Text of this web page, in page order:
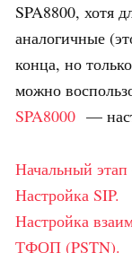
SPA8800, хотя
аналогичные
конца, но
можно
SPA8000 —
Начальный
Настройка SIP.
Настройка
ТФОП (PSTN).